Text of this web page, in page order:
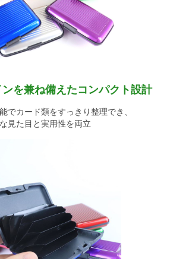
を兼ね備えたコンパクト設計
でカード類をすっきり整理でき、
見た目と実用性を両立